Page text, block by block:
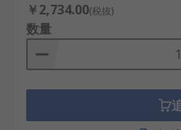
￥2,734.00(税抜)
数量